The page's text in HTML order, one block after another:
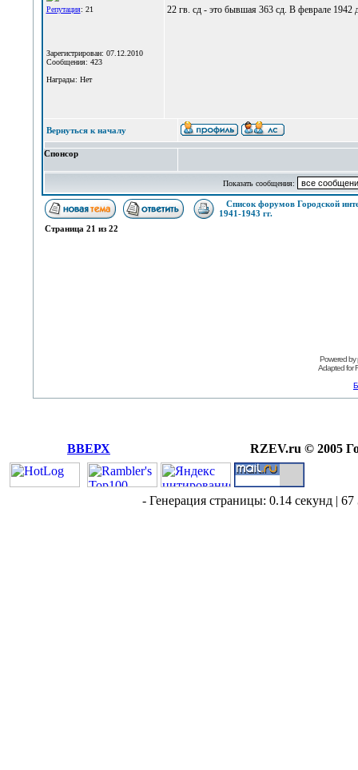
Репутация: 21
Зарегистрирован: 07.12.2010
Сообщения: 423
Награды: Нет
22 гв. сд - это бывшая 363 сд. В феврале
Вернуться к началу
Спонсор
Показать сообщения:
Список форумов Городской
1941-1943 гг.
Страница 21 из22
Powered by
Adapted for
ВВЕРХ RZEV.ru © 2005
- Генерация страницы: 0.14 секунд |